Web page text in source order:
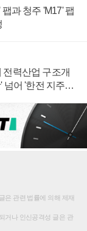
과 청주 'M17' 팹
전력산업 구조개
넘어 '한전 지주사'
은 관련 법률에 의해 제재
거나 인신공격성 글은 관